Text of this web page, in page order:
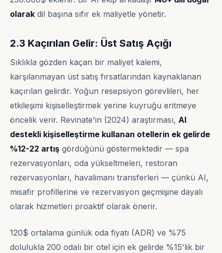
olarak dil başına sıfır ek maliyetle yönetir.
2.3 Kaçırılan Gelir: Üst Satış Açığı
Sıklıkla gözden kaçan bir maliyet kalemi,
karşılanmayan üst satış fırsatlarından kaynaklanan
kaçırılan gelirdir. Yoğun resepsiyon görevlileri, her
etkileşimi kişiselleştirmek yerine kuyruğu eritmeye
öncelik verir. Revinate'in (2024) araştırması, AI
destekli kişiselleştirme kullanan otellerin ek gelirde
%12-22 artış gördüğünü göstermektedir — spa
rezervasyonları, oda yükseltmeleri, restoran
rezervasyonları, havalimanı transferleri — çünkü AI,
misafir profillerine ve rezervasyon geçmişine dayalı
olarak hizmetleri proaktif olarak önerir.
120$ ortalama günlük oda fiyatı (ADR) ve %75
dolulukla 200 odalı bir otel için ek gelirde %15'lik bir